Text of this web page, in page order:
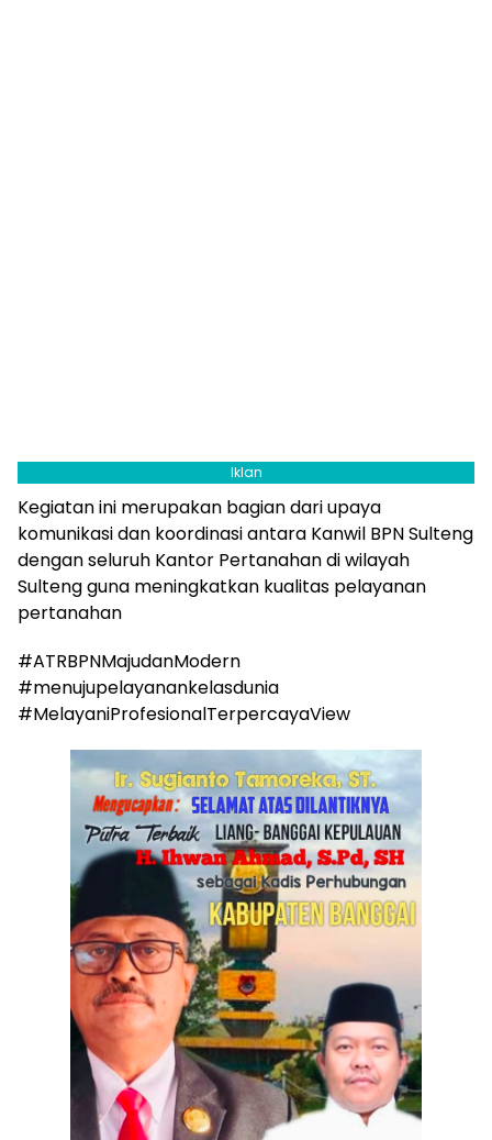
Iklan
Kegiatan ini merupakan bagian dari upaya
komunikasi dan koordinasi antara Kanwil BPN Sulteng
dengan seluruh Kantor Pertanahan di wilayah
Sulteng guna meningkatkan kualitas pelayanan
pertanahan
#ATRBPNMajudanModern
#menujupelayanankelasdunia
#MelayaniProfesionalTerpercayaView